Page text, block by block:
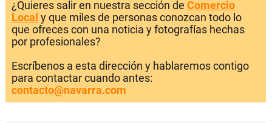
¿Quieres salir en nuestra sección de Comercio
Local y que miles de personas conozcan todo lo
que ofreces con una noticia y fotografías hechas
por profesionales?
Escríbenos a esta dirección y hablaremos contigo
para contactar cuando antes:
contacto@navarra.com